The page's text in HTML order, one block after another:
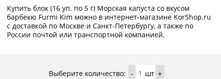
Купить блок (16 уп. по 5 г) Морская капуста со вкусом
барбекю Furmi Kim можно в интернет-магазине KorShop.ru
с доставкой по Москве и Санкт-Петербургу, а также по
России почтой или транспортной компанией.
Выберите количество: - шт +